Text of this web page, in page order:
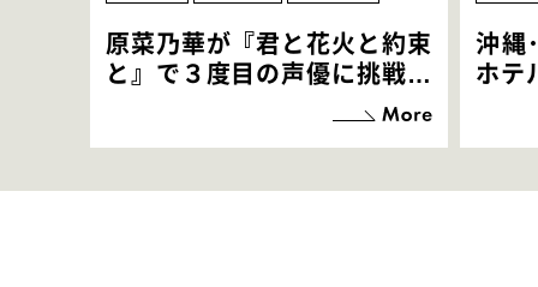
原菜乃華が『君と花火と約束
と』で３度目の声優に挑戦！
「お邪魔させてもらっている
感覚ですが､お芝居に没頭で
沖縄
ホテ